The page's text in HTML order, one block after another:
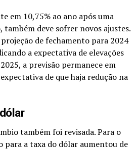
em 10,75% ao ano após uma
também deve sofrer novos ajustes.
de fechamento para 2024
a expectativa de elevações
a previsão permanece em
de que haja redução na
também foi revisada. Para o
para a taxa do dólar aumentou de